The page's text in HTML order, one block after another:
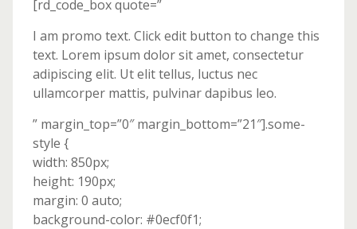
[rd_code_box quote=”
I am promo text. Click edit button to change this
text. Lorem ipsum dolor sit amet, consectetur
adipiscing elit. Ut elit tellus, luctus nec
ullamcorper mattis, pulvinar dapibus leo.
” margin_top=”0″ margin_bottom=”21″].some-
style {
width: 850px;
height: 190px;
margin: 0 auto;
background-color: #0ecf0f1;